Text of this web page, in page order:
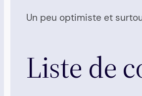
Un peu optimiste et
Liste de